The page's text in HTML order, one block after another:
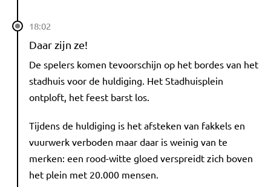
18:02
Daar zijn ze!
De spelers komen tevoorschijn op het bordes van het
stadhuis voor de huldiging. Het Stadhuisplein
ontploft, het feest barst los.
Tijdens de huldiging is het afsteken van fakkels en
vuurwerk verboden maar daar is weinig van te
merken: een rood-witte gloed verspreidt zich boven
het plein met 20.000 mensen.